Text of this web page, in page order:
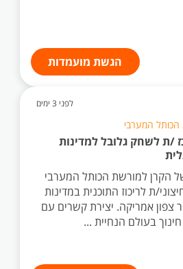
הגשת מועמדות
לפני 3 ימים
המערבי
/ת לשחק גלובל למדינות
הקרן למורשת הכותל המערבי
ת לריכוז התוכנית במדינות
צפון אמריקה. יצירת קשרים עם
חינוך בעולם הנחיית ...